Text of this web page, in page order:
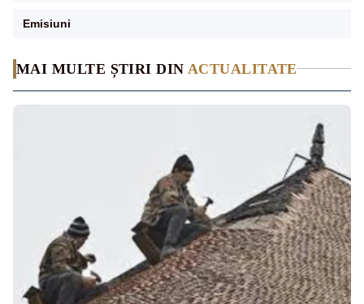
MAI MULTE ȘTIRI DIN ACTUALITATE
Emisiuni